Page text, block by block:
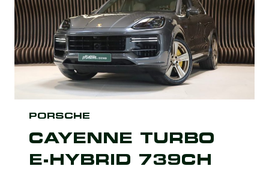
CAYENNE TURBO
E-HYBRID 739CH
PORSCHE